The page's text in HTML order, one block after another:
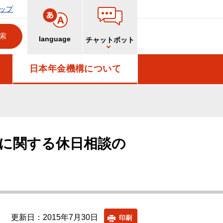
プ
language チャットボット
日本年金機構について
関する休日相談の
更新日：2015年7月30日 印刷